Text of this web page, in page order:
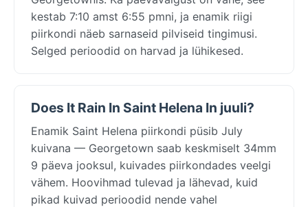
kestab 7:10 amst 6:55 pmni, ja enamik riigi
piirkondi näeb sarnaseid pilviseid tingimusi.
Selged perioodid on harvad ja lühikesed.
Does It Rain In Saint Helena In juuli?
Enamik Saint Helena piirkondi püsib July
kuivana — Georgetown saab keskmiselt 34mm
9 päeva jooksul, kuivades piirkondades veelgi
vähem. Hoovihmad tulevad ja lähevad, kuid
pikad kuivad perioodid nende vahel